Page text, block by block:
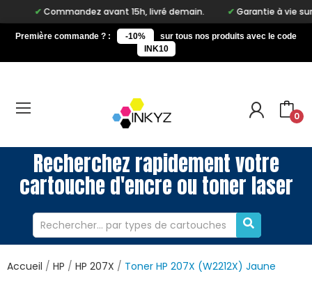
Commandez avant 15h, livré demain. Garantie à vie sur notre
Première commande ? : -10%
sur tous nos produits avec le code
INK10
0
Recherchez rapidement votre
cartouche d'encre ou toner laser
Accueil HP HP 207X Toner HP 207X (W2212X) Jaune